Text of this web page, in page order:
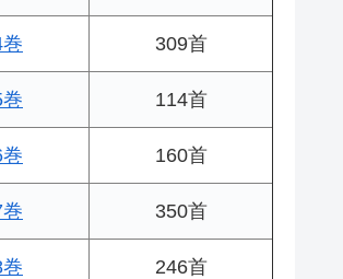
309首
114首
160首
350首
246首